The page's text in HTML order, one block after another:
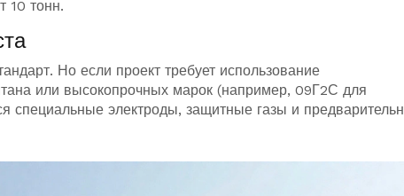
10 тонн.
Но если проект требует использование
или высокопрочных марок (например, 09Г2С для
специальные электроды, защитные газы и